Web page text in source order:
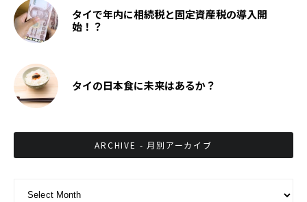
タイで年内に相続税と固定資産税の導入開
始！？
タイの日本食に未来はあるか？
ARCHIVE - 月別アーカイブ